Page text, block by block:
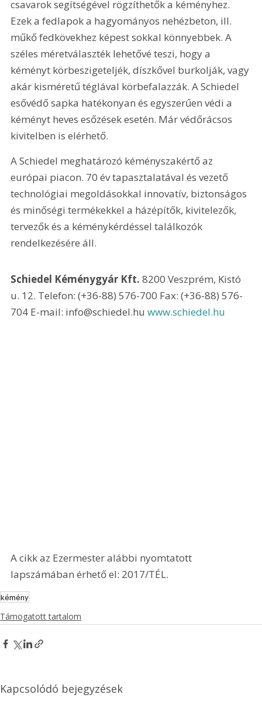
csavarok segítségével rögzíthetők a kéményhez.
Ezek a fedlapok a hagyományos nehézbeton, ill.
műkő fedkövekhez képest sokkal könnyebbek. A
széles méretválaszték lehetővé teszi, hogy a
kéményt körbeszigeteljék, díszkővel burkolják, vagy
akár kisméretű téglával körbefalazzák. A Schiedel
esővédő sapka hatékonyan és egyszerűen védi a
kéményt heves esőzések esetén. Már védőrácsos
kivitelben is elérhető.
A Schiedel meghatározó kéményszakértő az
európai piacon. 70 év tapasztalatával és vezető
technológiai megoldásokkal innovatív, biztonságos
és minőségi termékekkel a házépítők, kivitelezők,
tervezők és a kéménykérdéssel találkozók
rendelkezésére áll.
Schiedel Kéménygyár Kft. 8200 Veszprém, Kistó
u. 12. Telefon: (+36-88) 576-700 Fax: (+36-88) 576-
704 E-mail: info@schiedel.hu www.schiedel.hu
A cikk az Ezermester alábbi nyomtatott
lapszámában érhető el: 2017/TÉL.
kémény
Támogatott tartalom
Kapcsolódó bejegyzések